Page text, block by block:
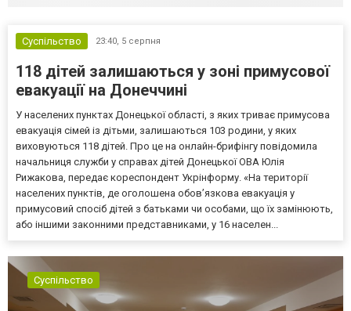
Суспільство 23:40, 5 серпня
118 дітей залишаються у зоні примусової
евакуації на Донеччині
У населених пунктах Донецької області, з яких триває примусова
евакуація сімей із дітьми, залишаються 103 родини, у яких
виховуються 118 дітей. Про це на онлайн-брифінгу повідомила
начальниця служби у справах дітей Донецької ОВА Юлія
Рижакова, передає кореспондент Укрінформу. «На території
населених пунктів, де оголошена обов’язкова евакуація у
примусовий спосіб дітей з батьками чи особами, що їх замінюють,
або іншими законними представниками, у 16 населен...
Суспільство